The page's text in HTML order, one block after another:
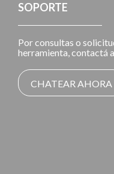
SOPORTE
Por consultas o
herramienta, contactá
CHATEAR AHORA